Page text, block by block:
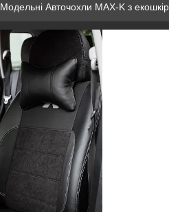
Модельні Авточохли MAX-K з